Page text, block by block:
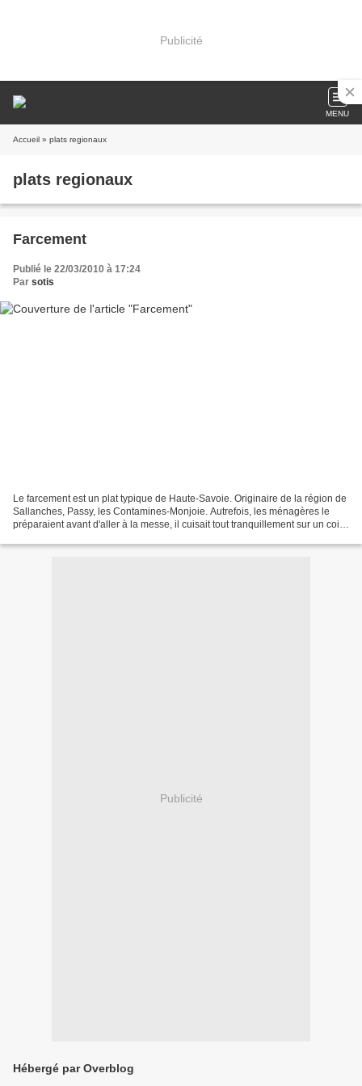
Publicité
MENU
Accueil » plats regionaux
plats regionaux
Farcement
Publié le 22/03/2010 à 17:24
Par sotis
Le farcement est un plat typique de Haute-Savoie. Originaire de la région de
Sallanches, Passy, les Contamines-Monjoie. Autrefois, les ménagères le
préparaient avant d'aller à la messe, il cuisait tout tranquillement sur un coin
Publicité
Hébergé par Overblog